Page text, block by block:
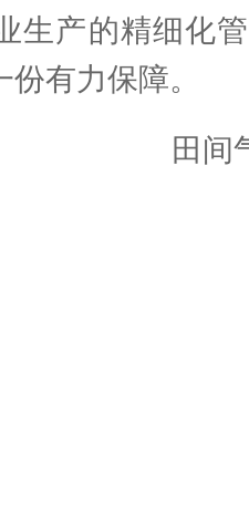
生产的精细化
有力保障。